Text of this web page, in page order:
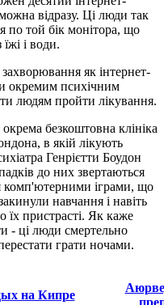
відразу. Ці люди так
по той бік монітора, що
і води.
як інтернет-
окремим психічним
людям пройти лікування.
безкоштовна клініка
в якій лікують
Генрієтти Боудон
до них звертаються
комп'ютерними іграми, що
навчання і навіть
їх пристрасті. Як каже
- ці люди смертельно
грати ночами.
на Кипре